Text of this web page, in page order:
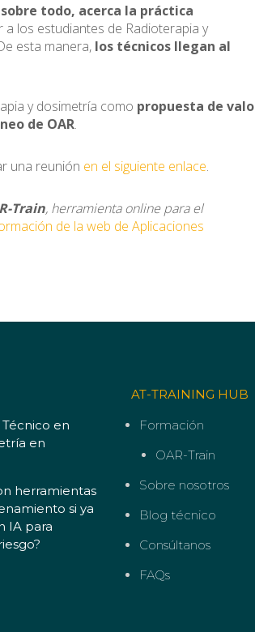
todo, acerca la práctica
a los estudiantes de Radioterapia y
esta manera, los técnicos llegan al
y dosimetría como propuesta de
de OAR.
una reunión en el siguiente enlace.
Train, herramienta online para el
de la web de Aplicaciones
en
en
herramientas
si ya
IA para
AT-TRAINING HUB
Formación
OAR-Train
Sobre nosotros
Blog técnico
Consúltanos
FAQs